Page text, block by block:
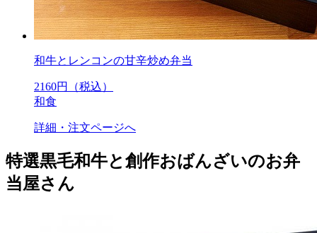
和牛とレンコンの甘辛炒め弁当
2160円（税込）
和食
詳細・注文ページへ
特選黒毛和牛と創作おばんざいのお弁
当屋さん